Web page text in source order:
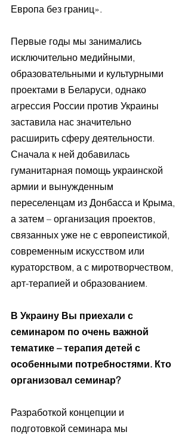
Европа без границ».
Первые годы мы занимались
исключительно медийными,
образовательными и культурными
проектами в Беларуси, однако
агрессия России против Украины
заставила нас значительно
расширить сферу деятельности.
Сначала к ней добавилась
гуманитарная помощь украинской
армии и вынужденным
переселенцам из Донбасса и Крыма,
а затем – организация проектов,
связанных уже не с европеистикой,
современным искусством или
кураторством, а с миротворчеством,
арт-терапией и образованием.
В Украину Вы приехали с
семинаром по очень важной
тематике – терапия детей с
особенными потребностями. Кто
организовал семинар?
Разработкой концепции и
подготовкой семинара мы